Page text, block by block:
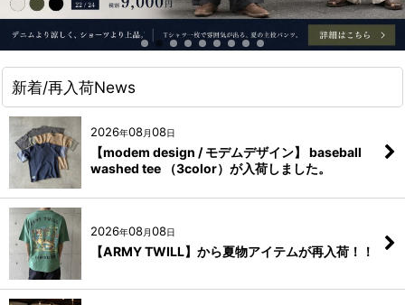
新着/再入荷News
2026年08月08日
【modem design / モデムデザイン】 baseball
washed tee （3color）が入荷しました。
2026年08月08日
【ARMY TWILL】から夏物アイテムが再入荷！！